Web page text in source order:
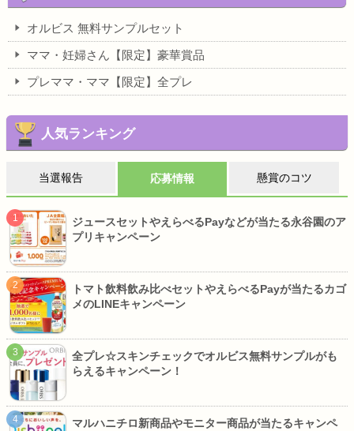
オルビス 無料サンプルセット
ママ・妊婦さん【限定】豪華賞品
プレママ・ママ【限定】全プレ
人気ランキング
当選報告 応募情報 懸賞のコツ
ジュースセットやえらべるPayなどが当たる永谷園のア
プリキャンペーン
トマト飲料飲み比べセットやえらべるPayが当たるカゴ
メのLINEキャンペーン
全プレ☆スキンチェックでオルビス無料サンプルがも
らえるキャンペーン！
マルハニチロ新商品やモニター商品が当たるキャンペ